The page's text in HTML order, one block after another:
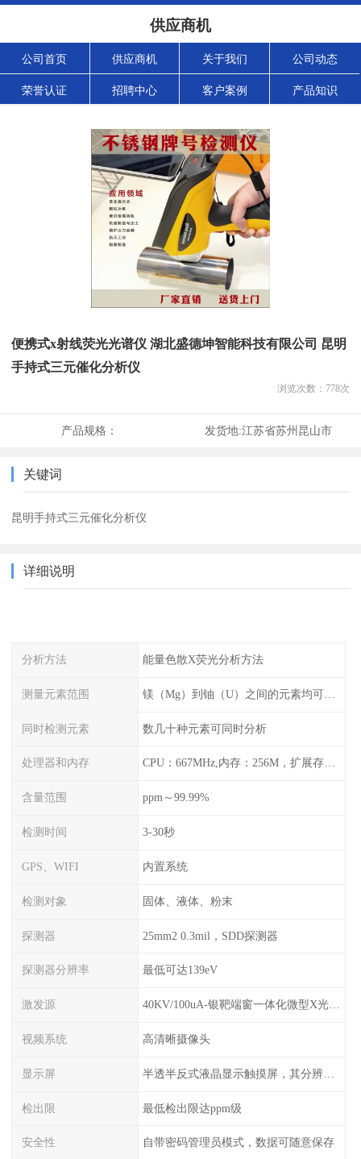
供应商机
公司首页 供应商机 关于我们 公司动态
荣誉认证 招聘中心 客户案例 产品知识
便携式x射线荧光光谱仪 湖北盛德坤智能科技有限公司 昆明
手持式三元催化分析仪
浏览次数： 778次
产品规格： 发货地:江苏省苏州昆山市
关键词
昆明手持式三元催化分析仪
详细说明
分析方法 能量色散X荧光分析方法
测量元素范围 镁（Mg）到铀（U）之间的元素均可测量
同时检测元素 数几十种元素可同时分析
处理器和内存 CPU：667MHz,内存：256M，扩展存储最大支持32G，标配2G，可以海量存储数据
含量范围 ppm～99.99%
检测时间 3-30秒
GPS、WIFI 内置系统
检测对象 固体、液体、粉末
探测器 25mm2 0.3mil，SDD探测器
探测器分辨率 最低可达139eV
激发源 40KV/100uA-银靶端窗一体化微型X光管及高压电源
视频系统 高清晰摄像头
显示屏 半透半反式液晶显示触摸屏，其分辨率是640*480
检出限 最低检出限达ppm级
安全性 自带密码管理员模式，数据可随意保存